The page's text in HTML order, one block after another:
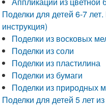
Поделки для детей 6-7
инструкция)
Поделки из восковых
Поделки из соли
Поделки из пластилина
Поделки из бумаги
Поделки из природных
Поделки для детей 5 лет